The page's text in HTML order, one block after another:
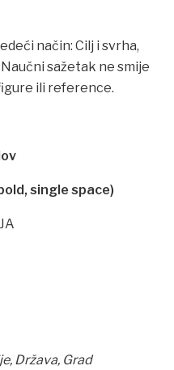
način: Cilj i svrha,
sažetak ne smije
ili reference.
single space)
Država, Grad